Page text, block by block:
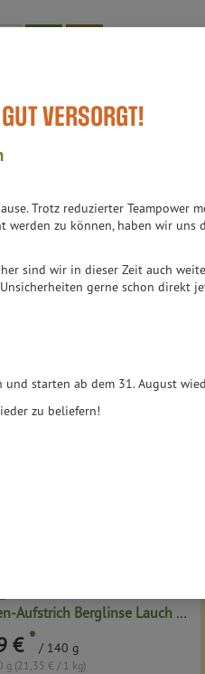
Teil des Teams Auch das noch!
VERSORGT!
Trotz reduzierter Teampower
zu können, haben wir uns
sind wir in dieser Zeit auch
gerne schon direkt
starten ab dem 31. August
zu beliefern!
VON 6314
Linsen-Aufstrich Berglinse Lauch Paprika
€ * / 140 g
g (21,35 € / 1 kg)